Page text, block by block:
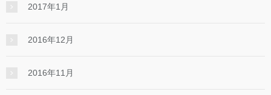
2017年1月
2016年12月
2016年11月